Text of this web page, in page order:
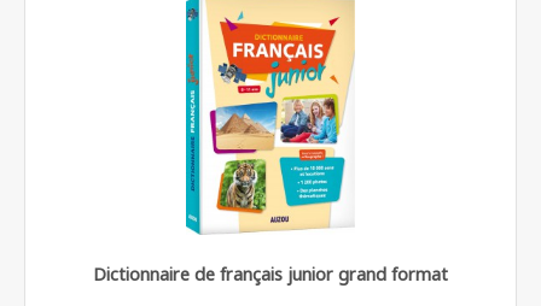
Dictionnaire de français junior grand format